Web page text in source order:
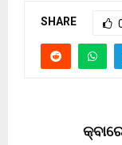
SHARE